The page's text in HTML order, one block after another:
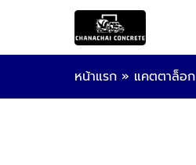
หน้าแรก » แคตตาล็อก